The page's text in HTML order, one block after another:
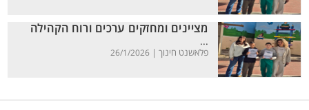
מציינים ומחזקים ערכים ורוח הקהילה
...
פלאשנט חינוך | 26/1/2026